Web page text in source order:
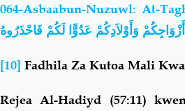
064-Asbaabun-Nuzuwl: At-
وَأَوْلاَدِكُمْ عَدُوًّا لَكُمْ فَاحْذَرُوهُ
[10] Fadhila Za Kutoa Mali
Rejea Al-Hadiyd (57:11)